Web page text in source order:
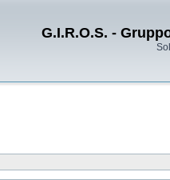
G.I.R.O.S. -